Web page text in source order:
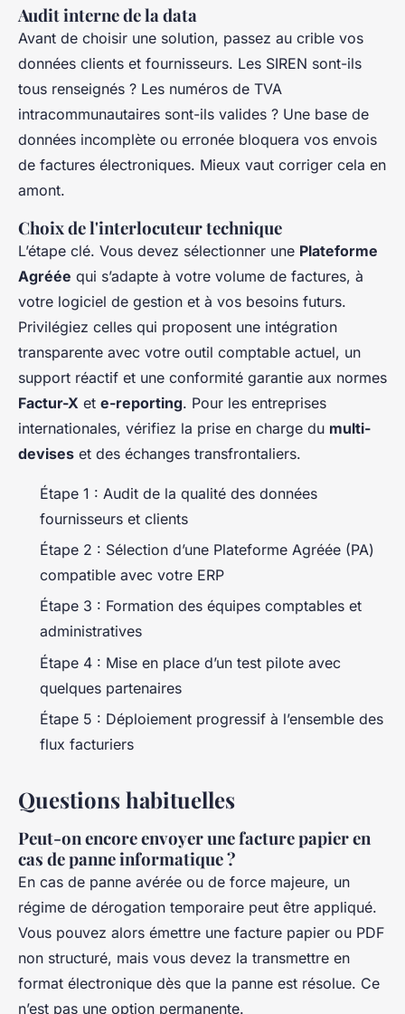
Audit interne de la data
Avant de choisir une solution, passez au crible vos
données clients et fournisseurs. Les SIREN sont-ils
tous renseignés ? Les numéros de TVA
intracommunautaires sont-ils valides ? Une base de
données incomplète ou erronée bloquera vos envois
de factures électroniques. Mieux vaut corriger cela en
amont.
Choix de l'interlocuteur technique
L’étape clé. Vous devez sélectionner une Plateforme
Agréée qui s’adapte à votre volume de factures, à
votre logiciel de gestion et à vos besoins futurs.
Privilégiez celles qui proposent une intégration
transparente avec votre outil comptable actuel, un
support réactif et une conformité garantie aux normes
Factur-X et e-reporting. Pour les entreprises
internationales, vérifiez la prise en charge du multi-
devises et des échanges transfrontaliers.
Étape 1 : Audit de la qualité des données
fournisseurs et clients
Étape 2 : Sélection d’une Plateforme Agréée (PA)
compatible avec votre ERP
Étape 3 : Formation des équipes comptables et
administratives
Étape 4 : Mise en place d’un test pilote avec
quelques partenaires
Étape 5 : Déploiement progressif à l’ensemble des
flux facturiers
Questions habituelles
Peut-on encore envoyer une facture papier en
cas de panne informatique ?
En cas de panne avérée ou de force majeure, un
régime de dérogation temporaire peut être appliqué.
Vous pouvez alors émettre une facture papier ou PDF
non structuré, mais vous devez la transmettre en
format électronique dès que la panne est résolue. Ce
n’est pas une option permanente.